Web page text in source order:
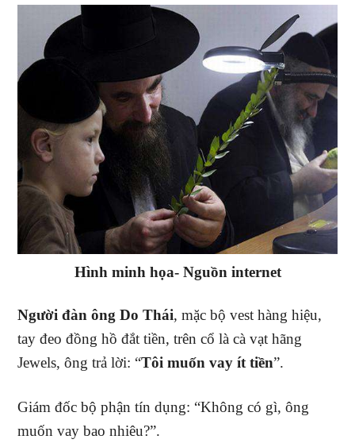
Hình minh họa- Nguồn internet
Người đàn ông Do Thái, mặc bộ vest hàng hiệu,
tay đeo đồng hồ đắt tiền, trên cổ là cà vạt hãng
Jewels, ông trả lời: “Tôi muốn vay ít tiền”.
Giám đốc bộ phận tín dụng: “Không có gì, ông
muốn vay bao nhiêu?”.